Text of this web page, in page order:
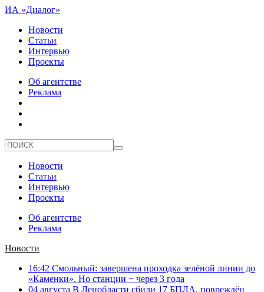
ИА «Диалог»
Новости
Статьи
Интервью
Проекты
Об агентстве
Реклама
Новости
Статьи
Интервью
Проекты
Об агентстве
Реклама
Новости
16:42 Смольный: завершена проходка зелёной линии до
«Каменки». Но станции − через 3 года
04 августа В Ленобласти сбили 17 БПЛА, повреждён